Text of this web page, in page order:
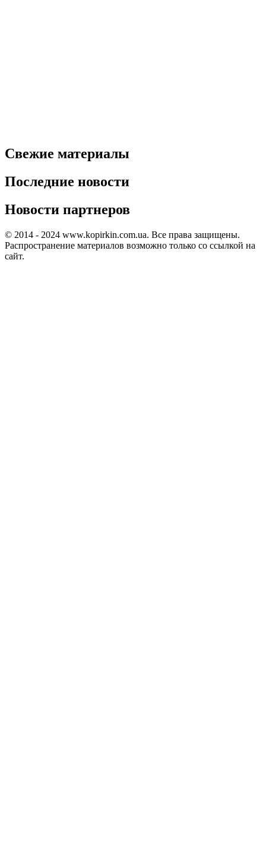
Свежие материалы
Последние новости
Новости партнеров
© 2014 - 2024 www.kopirkin.com.ua. Все права защищены.
Распространение материалов возможно только со ссылкой на
сайт.